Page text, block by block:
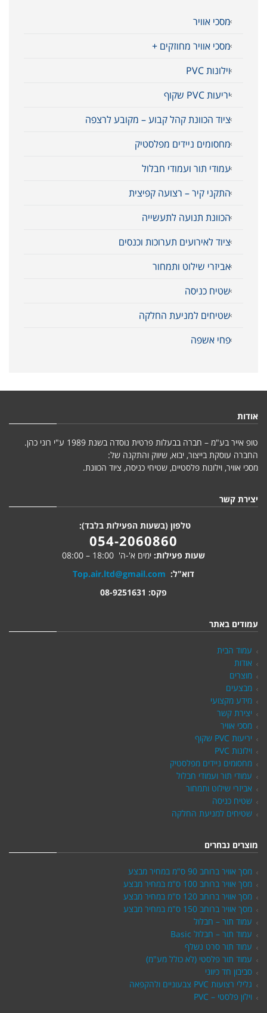
מסכי אוויר
מסכי אוויר מחוזקים +
וילונות PVC
יריעות PVC שקוף
ציוד הכוונת קהל קבוע – מקובע לרצפה
מחסומים ניידים מפלסטיק
עמודי תור ועמודי חבלול
התקני קיר – רצועה קפיצית
הכוונת תנועה לתעשייה
ציוד לאירועים תערוכות וכנסים
אביזרי שילוט ותמחור
שטיח כניסה
שטיחים למניעת החלקה
פחי אשפה
אודות
טופ אייר בע"מ – חברה בבעלות פרטית נוסדה בשנת 1989 ע"י רוני כהן.
החברה עוסקת בייצור, יבוא, שיווק והתקנה של:
מסכי אוויר, וילונות פלסטיים, שטיחי כניסה, ציוד הכוונת.
יצירת קשר
טלפון (בשעות הפעילות בלבד):
054-2060860
שעות פעילות: ימים א'-ה' 18:00 – 08:00
דוא"ל: Top.air.ltd@gmail.com
פקס: 08-9251631
עמודים באתר
עמוד הבית
אודות
מוצרים
מבצעים
מידע מקצועי
יצירת קשר
מסכי אוויר
יריעות PVC שקוף
וילונות PVC
מחסומים ניידים מפלסטיק
עמודי תור ועמודי חבלול
אביזרי שילוט ותמחור
שטיח כניסה
שטיחים למניעת החלקה
מוצרים נבחרים
מסך אוויר ברוחב 90 ס"מ במחיר מבצע
מסך אוויר ברוחב 100 ס"מ במחיר מבצע
מסך אוויר ברוחב 120 ס"מ במחיר מבצע
מסך אוויר ברוחב 150 ס"מ במחיר מבצע
עמוד תור – חבלול
עמוד תור – חבלול Basic
עמוד תור סרט נשלף
עמוד תור פלסטי (לא כולל מע"מ)
סביבון חד כיווני
גלילי רצועות PVC צבעוניים ולהקפאה
וילון פלסטי – PVC